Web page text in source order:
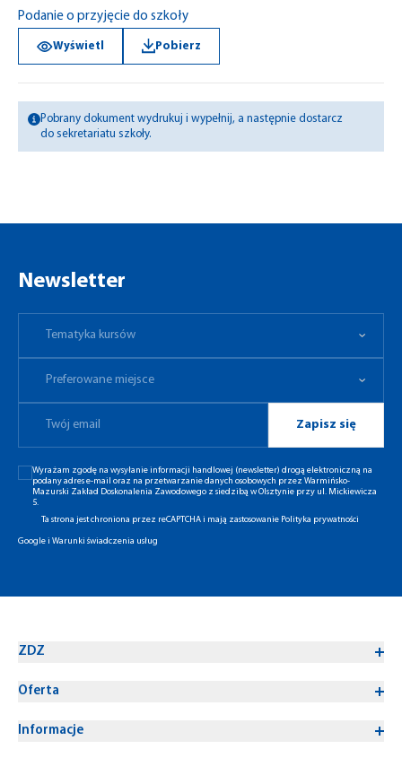
Podanie o przyjęcie do szkoły
Wyświetl Pobierz
Pobrany dokument wydrukuj i wypełnij, a następnie dostarcz
do sekretariatu szkoły.
Newsletter
Tematyka kursów
Preferowane miejsce
Zapisz się
Wyrażam zgodę na wysyłanie informacji handlowej (newsletter) drogą elektroniczną na
podany adres e-mail oraz na przetwarzanie danych osobowych przez Warmińsko-
Mazurski Zakład Doskonalenia Zawodowego z siedzibą w Olsztynie przy ul. Mickiewicza
5.
Ta strona jest chroniona przez reCAPTCHA i mają zastosowanie Polityka prywatności
Googlei Warunki świadczenia usług
ZDZ
Oferta
Informacje